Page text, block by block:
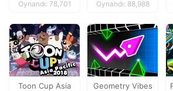
Oynandı: 78,701 Oynandı: 88,988
Toon Cup Asia
Geometry Vibes